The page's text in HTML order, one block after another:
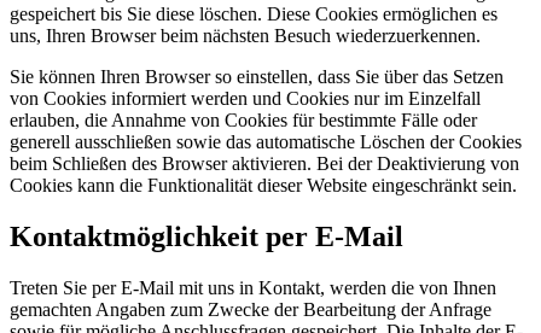
gespeichert bis Sie diese löschen. Diese Cookies ermöglichen es
uns, Ihren Browser beim nächsten Besuch wiederzuerkennen.
Sie können Ihren Browser so einstellen, dass Sie über das Setzen
von Cookies informiert werden und Cookies nur im Einzelfall
erlauben, die Annahme von Cookies für bestimmte Fälle oder
generell ausschließen sowie das automatische Löschen der Cookies
beim Schließen des Browser aktivieren. Bei der Deaktivierung von
Cookies kann die Funktionalität dieser Website eingeschränkt sein.
Kontaktmöglichkeit per E-Mail
Treten Sie per E-Mail mit uns in Kontakt, werden die von Ihnen
gemachten Angaben zum Zwecke der Bearbeitung der Anfrage